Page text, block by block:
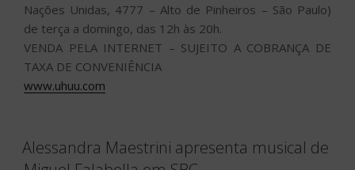
Nações Unidas, 4777 – Alto de Pinheiros – São Paulo)
de terça a domingo, das 12h às 20h.
VENDA PELA INTERNET – SUJEITO A COBRANÇA DE
TAXA DE CONVENIÊNCIA
www.uhuu.com
Alessandra Maestrini apresenta musical de